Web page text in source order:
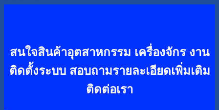
สนใจสินค้าอุตสาหกรรม เครื่องจักร งาน
ติดตั้งระบบ สอบถามรายละเอียดเพิ่มเติม
ติดต่อเรา